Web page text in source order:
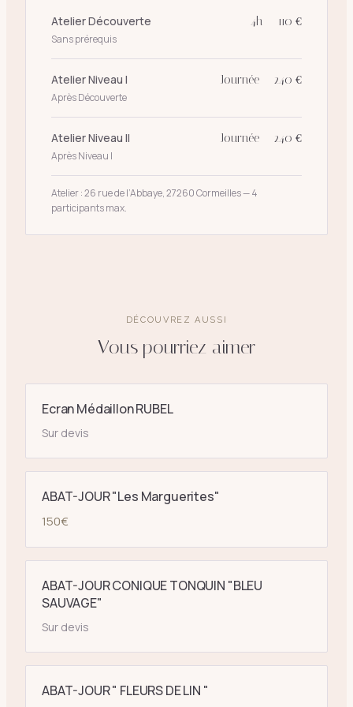
Atelier Découverte
Sans prérequis
4h — 110 €
Atelier Niveau I
Après Découverte
Journée — 240 €
Atelier Niveau II
Après Niveau I
Journée — 240 €
Atelier : 26 rue de l’Abbaye, 27260 Cormeilles — 4
participants max.
DÉCOUVREZ AUSSI
Vous pourriez aimer
Ecran Médaillon RUBEL
Sur devis
ABAT-JOUR "Les Marguerites"
150€
ABAT-JOUR CONIQUE TONQUIN "BLEU
SAUVAGE"
Sur devis
ABAT-JOUR " FLEURS DE LIN "